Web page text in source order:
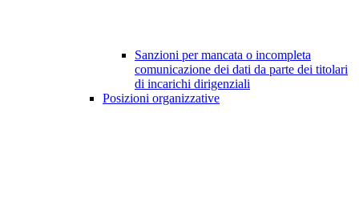
Sanzioni per mancata o incompleta
comunicazione dei dati da parte dei titolari
di incarichi dirigenziali
Posizioni organizzative